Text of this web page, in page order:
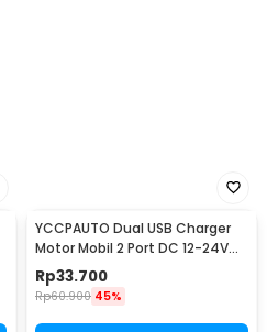
YCCPAUTO Dual USB Charger
Motor Mobil 2 Port DC 12-24V
3.1A 1 PCS - CJ-L040
Rp33.700
Rp60.900 45%